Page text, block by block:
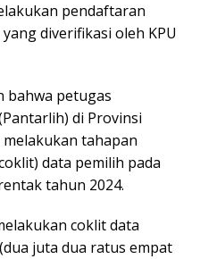
pendaftaran
diverifikasi oleh KPU
bahwa petugas
di Provinsi
tahapan
data pemilih pada
tahun 2024.
coklit data
juta dua ratus empat